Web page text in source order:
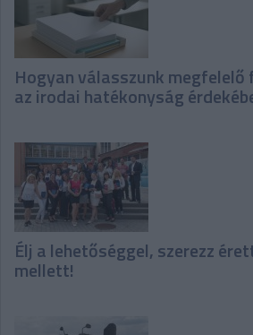
Hogyan válasszunk
az irodai hatékonyság
Élj a lehetőséggel, szerezz
mellett!